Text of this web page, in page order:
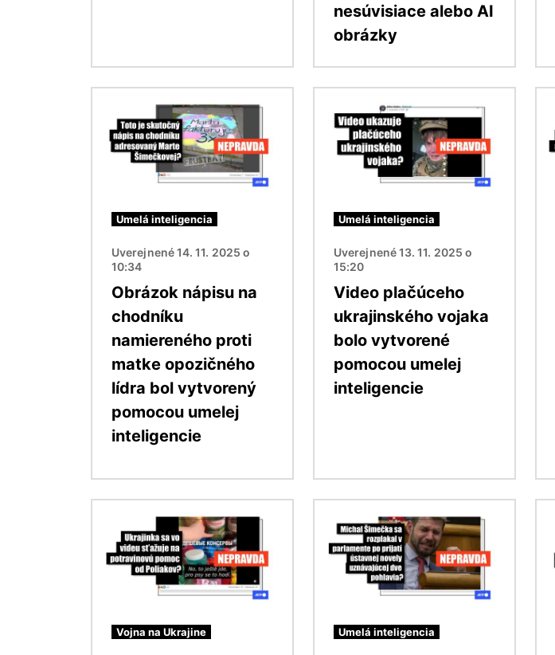
nesúvisiace alebo AI
obrázky
Umelá inteligencia
Uverejnené 14. 11. 2025 o
10:34
Obrázok nápisu na
chodníku
namiereného proti
matke opozičného
lídra bol vytvorený
pomocou umelej
inteligencie
Umelá inteligencia
Uverejnené 13. 11. 2025 o
15:20
Video plačúceho
ukrajinského vojaka
bolo vytvorené
pomocou umelej
inteligencie
Vojna na Ukrajine Umelá inteligencia